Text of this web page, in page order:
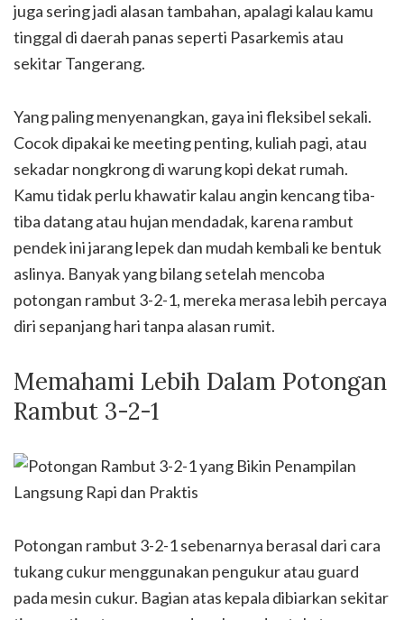
juga sering jadi alasan tambahan, apalagi kalau kamu
tinggal di daerah panas seperti Pasarkemis atau
sekitar Tangerang.
Yang paling menyenangkan, gaya ini fleksibel sekali.
Cocok dipakai ke meeting penting, kuliah pagi, atau
sekadar nongkrong di warung kopi dekat rumah.
Kamu tidak perlu khawatir kalau angin kencang tiba-
tiba datang atau hujan mendadak, karena rambut
pendek ini jarang lepek dan mudah kembali ke bentuk
aslinya. Banyak yang bilang setelah mencoba
potongan rambut 3-2-1, mereka merasa lebih percaya
diri sepanjang hari tanpa alasan rumit.
Memahami Lebih Dalam Potongan
Rambut 3-2-1
Potongan rambut 3-2-1 sebenarnya berasal dari cara
tukang cukur menggunakan pengukur atau guard
pada mesin cukur. Bagian atas kepala dibiarkan sekitar